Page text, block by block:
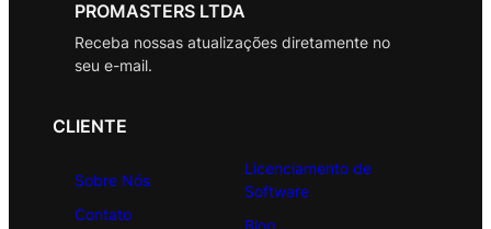
PROMASTERS LTDA
Receba nossas atualizações diretamente no
seu e-mail.
CLIENTE
Sobre Nós
Contato
Licenciamento de
Software